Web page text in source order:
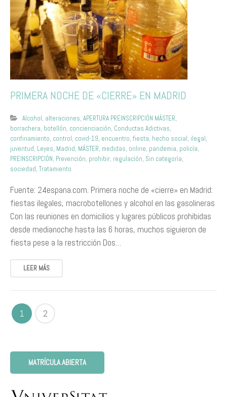
PRIMERA NOCHE DE «CIERRE» EN MADRID
Alcohol, alteraciones, APERTURA PREINSCRIPCIÓN MÁSTER,
borrachera, botellón, concienciación, Conductas Adictivas,
confinamiento, control, covid-19, encuentro, fiesta, hecho social, ilegal,
juventud, Leyes, Madrid, MÁSTER, medidas, online, pandemia, policía,
PREINSCRIPCIÓN, Prevención, prohibir, regulación, Sin categoría,
sociedad, Tratamiento
Fuente: 24espana.com. Primera noche de «cierre» en Madrid:
fiestas ilegales, macrobotellones y alcohol en las gasolineras
Con las reuniones en domicilios y lugares públicos prohibidas
desde medianoche hasta las 6 horas, muchos siguieron de
fiesta pese a la restricción Dos…
LEER MÁS
1 2
MATRÍCULA ABIERTA